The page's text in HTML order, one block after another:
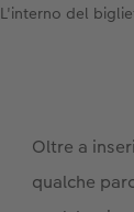
L'interno del
Oltre a
qualche